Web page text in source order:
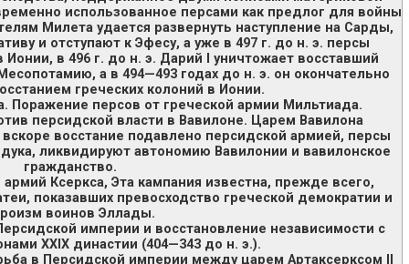
использованное персами как предлог для войны
Милета удается развернуть наступление на Сарды,
и отступают к Эфесу, а уже в 497 г. до н. э. персы
Ионии, в 496 г. до н. э. Дарий I уничтожает восставший
а в 494—493 годах до н. э. он окончательно
греческих колоний в Ионии.
Поражение персов от греческой армии Мильтиада.
персидской власти в Вавилоне. Царем Вавилона
восстание подавлено персидской армией, персы
ликвидируют автономию Вавилонии и вавилонское
гражданство.
Ксеркса, Эта кампания известна, прежде всего,
показавших превосходство греческой демократии и
воинов Эллады.
империи и восстановление независимости с
XXIX династии (404—343 до н. э.).
в Персидской империи между царем Артаксерксом II